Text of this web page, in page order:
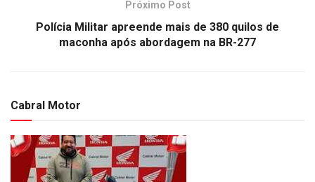
Próximo Post
Polícia Militar apreende mais de 380 quilos de
maconha após abordagem na BR-277
Cabral Motor